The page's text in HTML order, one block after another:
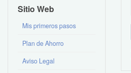
Sitio Web
Mis primeros pasos
Plan de Ahorro
Aviso Legal